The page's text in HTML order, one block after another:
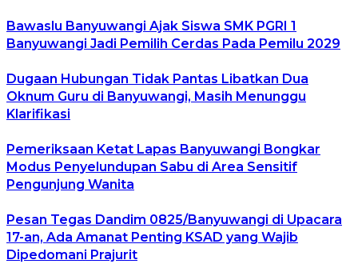
Bawaslu Banyuwangi Ajak Siswa SMK PGRI 1
Banyuwangi Jadi Pemilih Cerdas Pada Pemilu 2029
Dugaan Hubungan Tidak Pantas Libatkan Dua
Oknum Guru di Banyuwangi, Masih Menunggu
Klarifikasi
Pemeriksaan Ketat Lapas Banyuwangi Bongkar
Modus Penyelundupan Sabu di Area Sensitif
Pengunjung Wanita
Pesan Tegas Dandim 0825/Banyuwangi di Upacara
17-an, Ada Amanat Penting KSAD yang Wajib
Dipedomani Prajurit